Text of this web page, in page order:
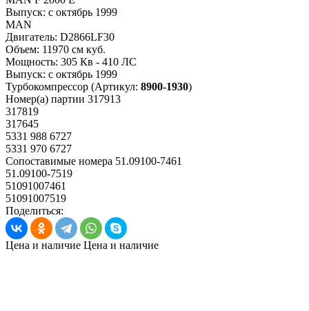
Выпуск: с октябрь 1999
MAN
Двигатель: D2866LF30
Объем: 11970 см куб.
Мощность: 305 Кв - 410 ЛС
Выпуск: с октябрь 1999
Турбокомпрессор (Артикул: 8900-1930)
Номер(а) партии 317913
317819
317645
5331 988 6727
5331 970 6727
Сопоставимые номера 51.09100-7461
51.09100-7519
51091007461
51091007519
Поделиться:
Цена и наличие Цена и наличие